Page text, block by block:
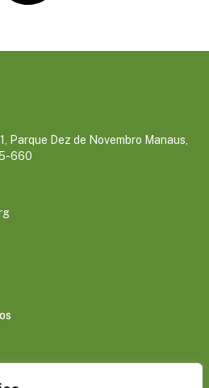
Parque Dez de Novembro Manaus,
660